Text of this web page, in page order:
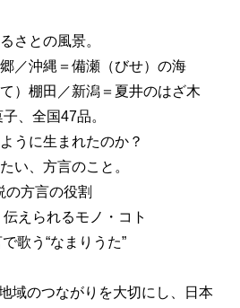
さとの風景。
／沖縄＝備瀬（びせ）の海
）棚田／新潟＝夏井のはざ木
、全国47品。
うに生まれたのか？
い、方言のこと。
方言の役割
えられるモノ・コト
歌う“なまりうた”
域のつながりを大切にし、日本